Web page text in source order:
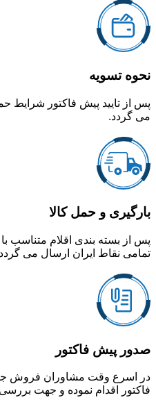
نحوه تسویه
پس از تایید پیش فاکتور شرایط
می گردد.
بارگیری و حمل کالا
پس از بسته بندی اقلام متناسب
تمامی نقاط ایران ارسال می
صدور پیش فاکتور
در اسرع وقت مشاوران فروش
فاکتور اقدام نموده و جهت